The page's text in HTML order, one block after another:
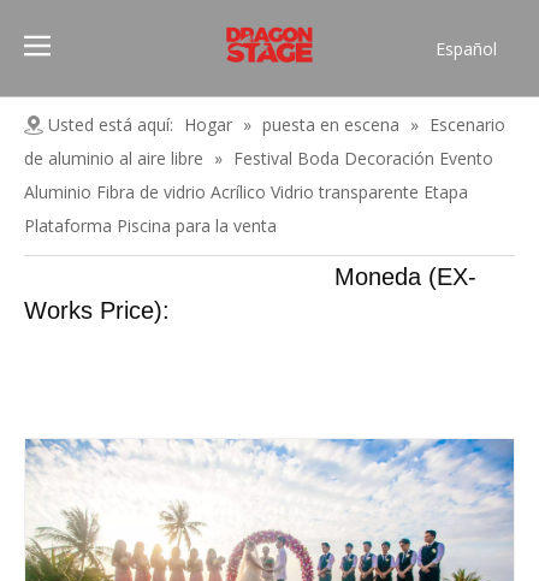
Español
Pусский
Français
العربية
English
Usted está aquí: Hogar » puesta en escena » Escenario
de aluminio al aire libre » Festival Boda Decoración Evento
Aluminio Fibra de vidrio Acrílico Vidrio transparente Etapa
Plataforma Piscina para la venta
Moneda (EX-
Works Price):